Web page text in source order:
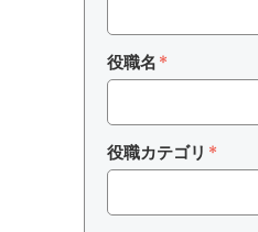
役職名
役職カテゴリ